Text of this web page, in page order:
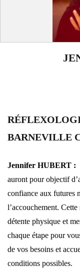
BARNEVILLE
Jennifer HUBERT :
auront pour objectif
confiance aux futures
l’accouchement.
détente physique et
chaque étape pour
de vos besoins et
conditions possibles.